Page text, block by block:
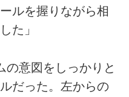
ルを握りながら相
た」
意図をしっかりと
だった。左からの